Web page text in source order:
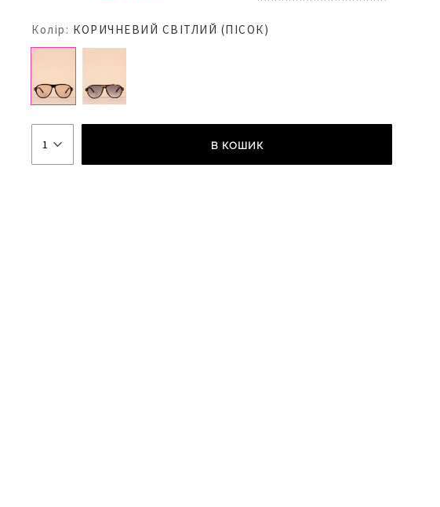
Колір: КОРИЧНЕВИЙ СВІТЛИЙ (ПІСОК)
В КОШИК